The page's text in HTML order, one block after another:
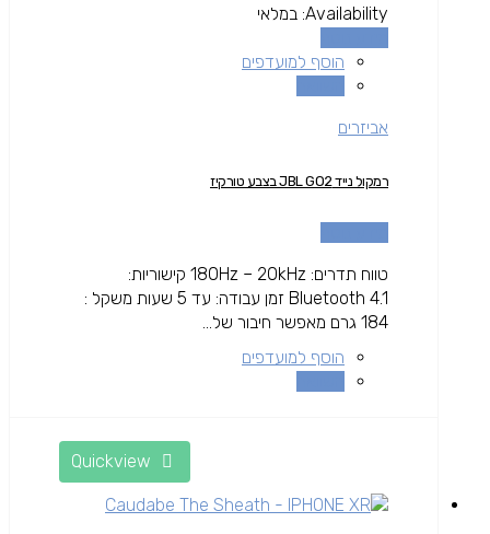
Availability: במלאי
הוסף למועדפים
אביזרים
רמקול נייד JBL GO2 בצבע טורקיז
טווח תדרים: 180Hz – 20kHz קישוריות:
Bluetooth 4.1 זמן עבודה: עד 5 שעות משקל :
184 גרם מאפשר חיבור של...
הוסף למועדפים